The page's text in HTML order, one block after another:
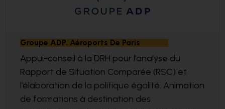
Groupe ADP. Aéroports De Paris
Appui-conseil à la DRH pour l’analyse du
Rapport de Situation Comparée (RSC) et
l’élaboration de la politique égalité. Animation
de formations à destination des